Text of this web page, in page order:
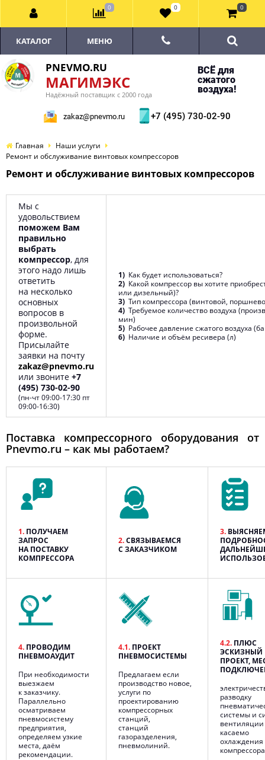
PNEVMO.RU
МАГИМЭКС
Надёжный поставщик с 2000 года
ВСЁ для
сжатого
воздуха!
zakaz@pnevmo.ru +7 (495) 730-02-90
КАТАЛОГ МЕНЮ
Главная
Наши услуги
Ремонт и обслуживание винтовых компрессоров
Ремонт и обслуживание винтовых компрессоров
Мы с
удовольствием
поможем Вам
правильно
выбрать
компрессор, для
этого надо лишь
ответить
на несколько
основных
вопросов в
произвольной
форме.
Присылайте
заявки на почту
zakaz@pnevmo.ru
или звоните +7
(495) 730-02-90
(пн-чт 09:00-17:30 пт
09:00-16:30)
1) Как будет использоваться?
2) Какой компрессор вы хотите
или дизельный)?
3) Тип компрессора (винтовой,
4) Требуемое количество воздуха
мин)
5) Рабочее давление сжатого воздуха
6) Наличие и объём ресивера (л)
Поставка компрессорного оборудования от
Pnevmo.ru – как мы работаем?
1. ПОЛУЧАЕМ
ЗАПРОС
НА ПОСТАВКУ
КОМПРЕССОРА
2.СВЯЗЫВАЕМСЯ
С ЗАКАЗЧИКОМ
3.
4. ПРОВОДИМ
ПНЕВМОАУДИТ
При необходимости
выезжаем
к заказчику.
Параллельно
осматриваем
пневмосистему
предприятия,
определяем узкие
места, даём
рекомендации.
4.1. ПРОЕКТ
ПНЕВМОСИСТЕМЫ
Предлагаем если
производство новое,
услуги по
проектированию
компрессорных
станций,
станций
газоразделения,
пневмолиний.
4.2. ПЛЮС
ЭСКИЗНЫЙ
ПРОЕКТ,
разводку
системы и
вентиляции
касаемо
охлаждения
0 0 0